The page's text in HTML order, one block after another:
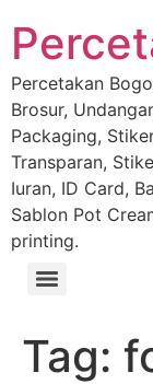
Percetakan
Brosur,
Packaging,
Transparan,
Iuran, ID Card,
Sablon Pot
printing.
Tag: